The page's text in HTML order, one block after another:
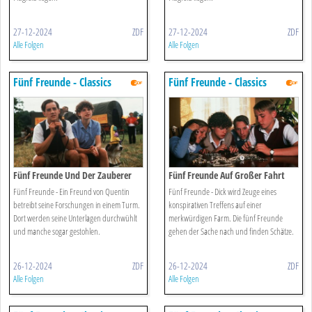
27-12-2024 ZDF
Alle Folgen
27-12-2024 ZDF
Alle Folgen
Fünf Freunde - Classics
Fünf Freunde Und Der Zauberer
Wu
Fünf Freunde - Ein Freund von Quentin
betreibt seine Forschungen in einem Turm.
Dort werden seine Unterlagen durchwühlt
und manche sogar gestohlen.
26-12-2024 ZDF
Alle Folgen
Fünf Freunde - Classics
Fünf Freunde Auf Großer Fahrt
Fünf Freunde - Dick wird Zeuge eines
konspirativen Treffens auf einer
merkwürdigen Farm. Die fünf Freunde
gehen der Sache nach und finden Schätze.
26-12-2024 ZDF
Alle Folgen